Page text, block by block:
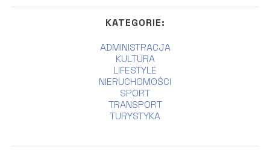
KATEGORIE:
ADMINISTRACJA
KULTURA
LIFESTYLE
NIERUCHOMOŚCI
SPORT
TRANSPORT
TURYSTYKA